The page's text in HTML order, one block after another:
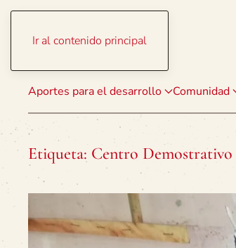
Ir al contenido principal
Aportes para el desarrollo Comunidad
Etiqueta: Centro